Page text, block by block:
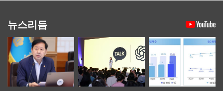
뉴스리듬